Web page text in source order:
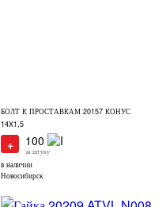
БОЛТ К ПРОСТАВКАМ 20157 КОНУС
14X1,5
+ 100
за штуку
в наличии
Новосибирск